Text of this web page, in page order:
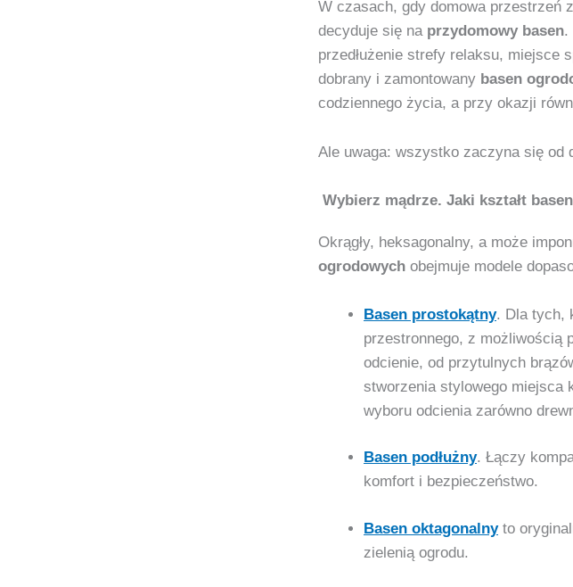
W czasach, gdy domowa przestrzeń
decyduje się na przydomowy basen.
przedłużenie strefy relaksu, miejsce
dobrany i zamontowany basen
codziennego życia, a przy okazji
Ale uwaga: wszystko zaczyna się od
Wybierz mądrze. Jaki kształt
Okrągły, heksagonalny, a może
ogrodowych obejmuje modele
Basen prostokątny. Dla tych,
przestronnego, z możliwością
odcienie, od przytulnych
stworzenia stylowego miejsca
wyboru odcienia zarówno
Basen podłużny. Łączy
komfort i bezpieczeństwo.
Basen oktagonalnyto
zielenią ogrodu.